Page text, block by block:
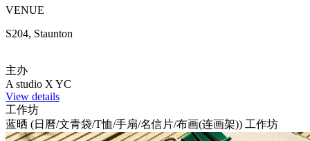
VENUE
S204, Staunton
主办
A studio X YC
View details
工作坊
蓝晒 (日曆/文青袋/T恤/手扇/名信片/布画(连画架)) 工作坊